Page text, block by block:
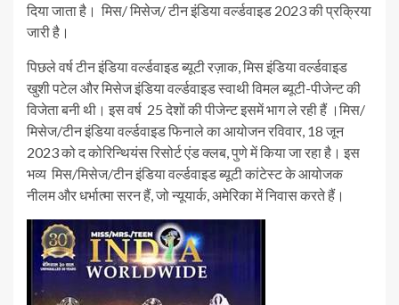
दिया जाता है। मिस/ मिसेज/ टीन इंडिया वर्ल्डवाइड 2023 की प्रक्रिया
जारी है।
पिछले वर्ष टीन इंडिया वर्ल्डवाइड ब्यूटी रज़ाक, मिस इंडिया वर्ल्डवाइड
खुशी पटेल और मिसेज इंडिया वर्ल्डवाइड स्वाथी विमल ब्यूटी-पीजेन्ट की
विजेता बनी थी। इस वर्ष 25 देशों की पीजेन्ट इसमें भाग ले रही हैं ।मिस/
मिसेज/टीन इंडिया वर्ल्डवाइड फिनाले का आयोजन रविवार, 18 जून
2023 को द कोरिन्थियंस रिसोर्ट एंड क्लब, पुणे में किया जा रहा है। इस
भव्य मिस/मिसेज/टीन इंडिया वर्ल्डवाइड ब्यूटी कांटेस्ट के आयोजक
नीलम और धर्भात्मा सरन हैं, जो न्यूयार्क, अमेरिका में निवास करते हैं।